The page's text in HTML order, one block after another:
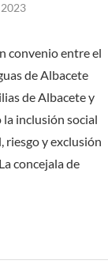
convenio entre el
de Albacete
de Albacete y
la inclusión social
riesgo y exclusión
concejala de